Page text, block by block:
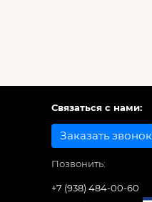
Связаться с нами:
Заказать звонок
Позвонить:
+7 (938) 484-00-60